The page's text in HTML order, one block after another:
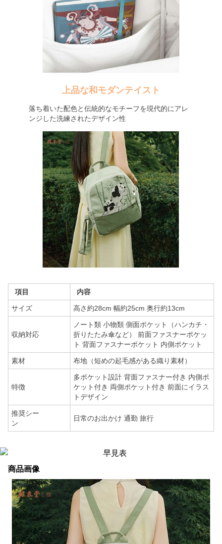
上品な和モダンテイスト
落ち着いた配色と伝統的なモチーフを現代的にアレ
ンジした洗練されたデザイン性
項目 内容
サイズ 高さ約28cm 幅約25cm 奥行約13cm
収納対応
ノート類 小物類 側面ポケット（ハンカチ・
折りたたみ傘など） 前面ファスナーポケッ
ト 背面ファスナーポケット 内側ポケット
素材 布地（短めの起毛感がある織り素材）
特徴
多ポケット設計 背面ファスナー付き 内側ポ
ケット付き 両側ポケット付き 前面にイラス
トデザイン
推奨シー
ン
日常のお出かけ 通勤 旅行
商品画像